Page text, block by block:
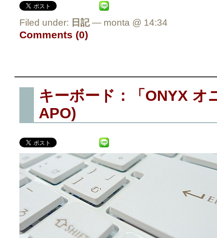
Filed under: 日記— monta @ 14:34
Comments (0)
キーボード：「ONYX オ
APO)